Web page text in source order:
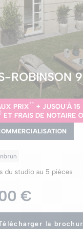
ROBINSON
PRIX** + JUSQU'À
ET FRAIS DE NOTAIRE
du studio au 5 pièces
€
la